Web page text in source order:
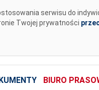
serwisu do
Twojej prywatności
BIURO